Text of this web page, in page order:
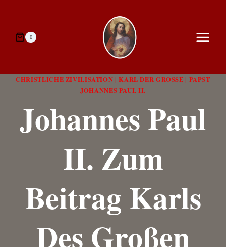
springen0
CHRISTLICHE ZIVILISATION |KARL DER GROSSE | PAPST
JOHANNES PAUL II.
Johannes Paul
II. Zum
Beitrag Karls
Des Großen